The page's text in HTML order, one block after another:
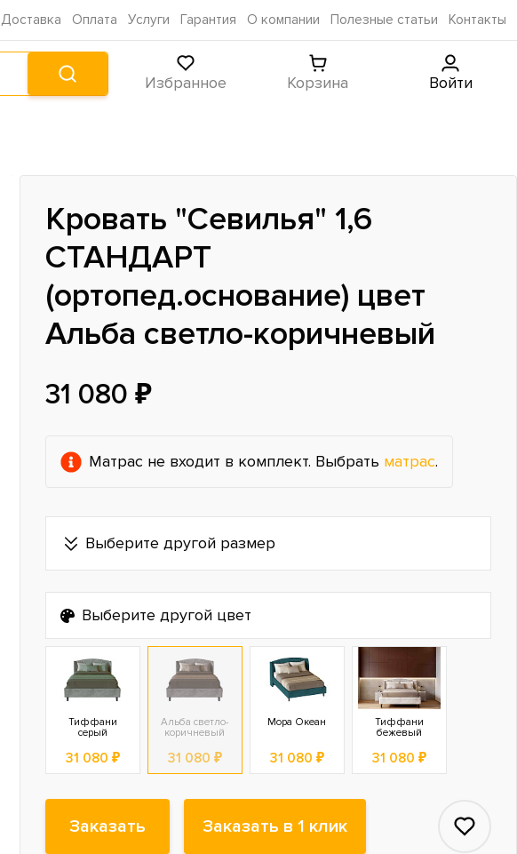
Доставка Оплата Услуги Гарантия О компании Полезные статьи Контакты
Избранное Корзина Войти
Кровать "Севилья" 1,6
СТАНДАРТ
(ортопед.основание) цвет
Альба светло-коричневый
31 080 ₽
Матрас не входит в комплект. Выбрать матрас.
Выберите другой размер
Выберите другой цвет
Тиффани
серый
31 080 ₽
Альба светло-
коричневый
31 080 ₽
Мора Океан
31 080 ₽
Тиффани
бежевый
31 080 ₽
Заказать Заказать в 1 клик